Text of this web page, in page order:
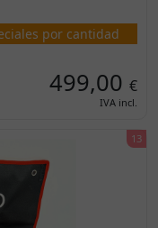
por cantidad
499,00 €
IVA incl.